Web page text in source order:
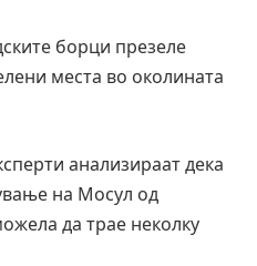
борци презеле
места во околината
анализираат дека
на Мосул од
да трае неколку